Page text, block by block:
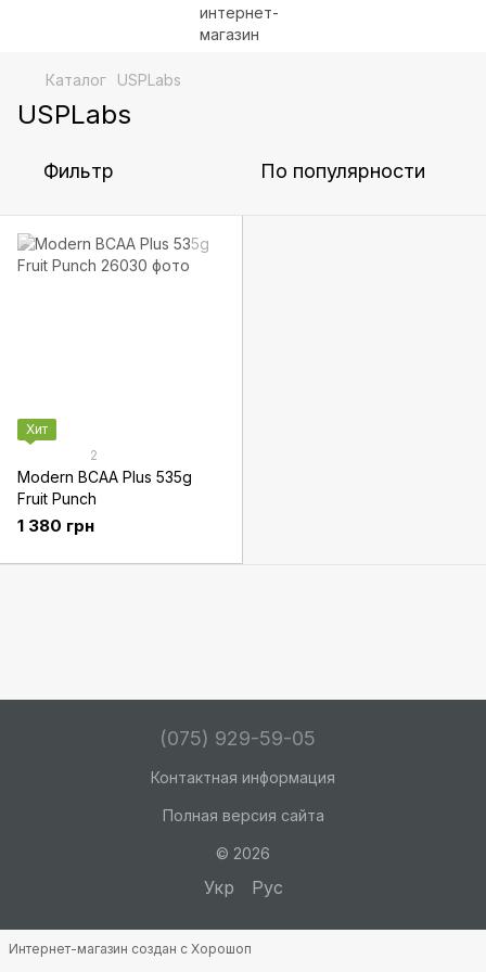
Каталог USPLabs
USPLabs
Фильтр По популярности
Хит
2
Modern BCAA Plus 535g
Fruit Punch
1 380 грн
(075) 929-59-05
Контактная информация
Полная версия сайта
© 2026
Укр Рус
Интернет-магазин создан с Хорошоп